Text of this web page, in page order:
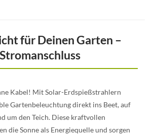
für Deinen Garten –
Kabel! Mit Solar-Erdspießstrahlern
Gartenbeleuchtung direkt ins Beet, auf
um den Teich. Diese kraftvollen
die Sonne als Energiequelle und sorgen